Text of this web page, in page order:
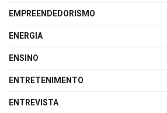
EMPREENDEDORISMO
ENERGIA
ENSINO
ENTRETENIMENTO
ENTREVISTA